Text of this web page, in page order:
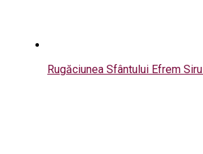
Rugăciunea Sfântului Efrem Sirul